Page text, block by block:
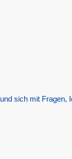
sich mit Fragen,